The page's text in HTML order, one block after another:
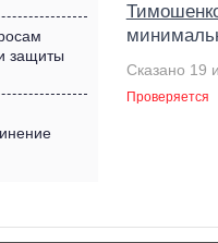
защиты
Сказано 19
Проверяется